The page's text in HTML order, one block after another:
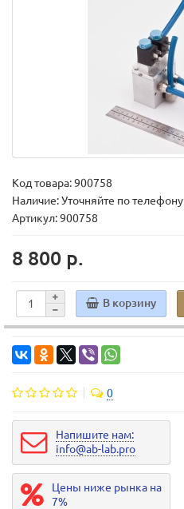
Код товара:900758
Наличие: Уточняйте по телефону
Артикул: 900758
8 800 р.
В корзину
0
Напишите нам:
info@ab-lab.pro
Цены ниже рынка на
7%